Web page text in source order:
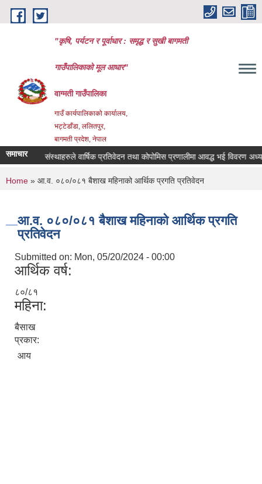
Skip to main content
"कृषि, पर्यटन र पूर्वाधार : समृद्ध र सुखी बागमती
गाउँपालिकाको मूल आधार"
वाग्मती गाउँपालिका
गाउँ कार्यपालिकाको कार्यालय,
भट्टेडाँडा, ललितपुर,
बागमती प्रदेश, नेपाल
समाचार
सहकारी संस्थाहरुले वार्षिक प्रतिवेदन तथा कोपोमिस प्रणालीमा आवद्ध भई विवरण
You are here
Home » आ.व. ०८०/०८१ बैशाख महिनाको आर्थिक प्रगति प्रतिवेदन
आ.व. ०८०/०८१ बैशाख महिनाको आर्थिक प्रगति
प्रतिवेदन
Submitted on: Mon, 05/20/2024 - 00:00
आर्थिक वर्ष:
८०/८१
महिना:
बैसाख
प्रकार:
आय